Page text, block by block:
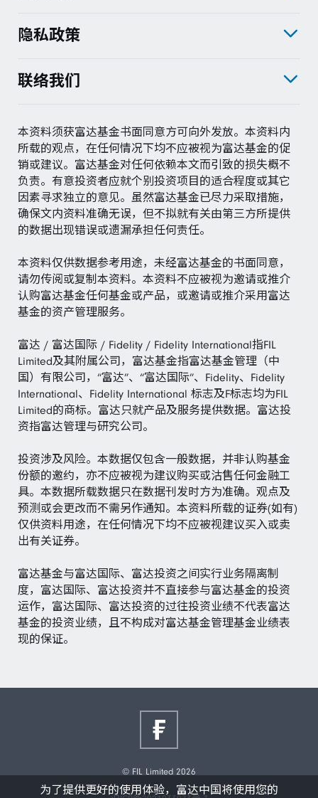
为了提供更好的使用体验，富达中国将使用您的
隐私政策
联络我们
本资料须获富达基金书面同意方可向外发放。本资料内
所载的观点，在任何情况下均不应被视为富达基金的促
销或建议。富达基金对任何依赖本文而引致的损失概不
负责。有意投资者应就个别投资项目的适合程度或其它
因素寻求独立的意见。虽然富达基金已尽力采取措施，
确保文内资料准确无误，但不拟就有关由第三方所提供
的数据出现错误或遗漏承担任何责任。
本资料仅供数据参考用途，未经富达基金的书面同意，
请勿传阅或复制本资料。本资料不应被视为邀请或推介
认购富达基金任何基金或产品，或邀请或推介采用富达
基金的资产管理服务。
富达 / 富达国际 / Fidelity / Fidelity International指FIL
Limited及其附属公司，富达基金指富达基金管理（中
国）有限公司，“富达”、“富达国际”、Fidelity、Fidelity
International、Fidelity International 标志及F标志均为FIL
Limited的商标。富达只就产品及服务提供数据。富达投
资指富达管理与研究公司。
投资涉及风险。本数据仅包含一般数据，并非认购基金
份额的邀约，亦不应被视为建议购买或沽售任何金融工
具。本数据所载数据只在数据刊发时方为准确。观点及
预测或会更改而不需另作通知。本资料所载的证券(如有)
仅供资料用途，在任何情况下均不应被视建议买入或卖
出有关证券。
富达基金与富达国际、富达投资之间实行业务隔离制
度，富达国际、富达投资并不直接参与富达基金的投资
运作，富达国际、富达投资的过往投资业绩不代表富达
基金的投资业绩，且不构成对富达基金管理基金业绩表
现的保证。
© FIL Limited 2026